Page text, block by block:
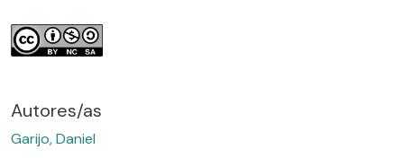
Autores/as
Garijo, Daniel